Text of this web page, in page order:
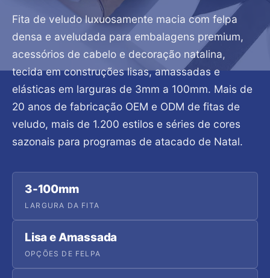
Fita de veludo luxuosamente macia com felpa
densa e aveludada para embalagens premium,
acessórios de cabelo e decoração natalina,
tecida em construções lisas, amassadas e
elásticas em larguras de 3mm a 100mm. Mais de
20 anos de fabricação OEM e ODM de fitas de
veludo, mais de 1.200 estilos e séries de cores
sazonais para programas de atacado de Natal.
3-100mm
LARGURA DA FITA
Lisa e Amassada
OPÇÕES DE FELPA